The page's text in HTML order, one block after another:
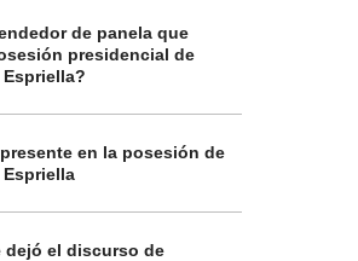
de panela que
presidencial de
en la posesión de
dejó el discurso de